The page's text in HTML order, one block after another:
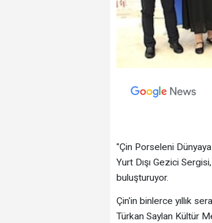
"Çin Porseleni
Yurt Dışı Gezici
buluşturuyor.
Çin'in binlerce yıllık
Türkan Saylan Kültür